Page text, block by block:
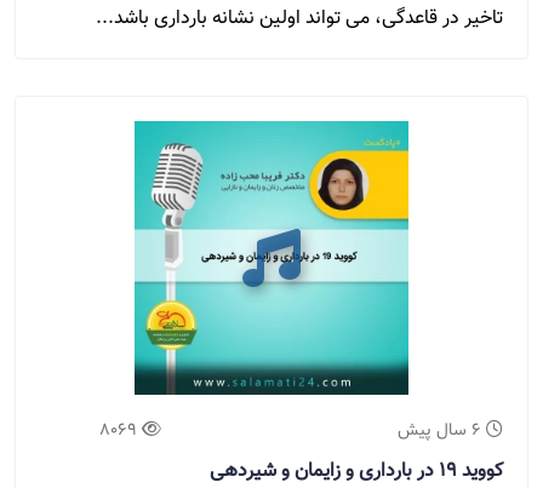
تاخیر در قاعدگی، می تواند اولین نشانه بارداری باشد...
6 سال پیش 8069
کووید 19 در بارداری و زایمان و شیردهی